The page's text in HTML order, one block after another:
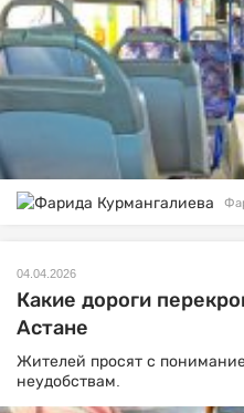
04.04.2026
Какие дороги
Астане
Жителей просят с
неудобствам.